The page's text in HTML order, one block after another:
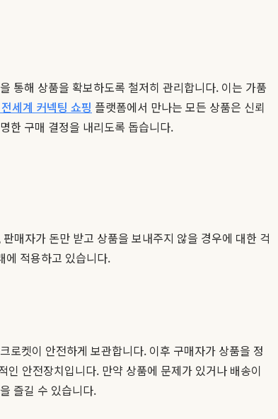
통해 상품을 확보하도록 철저히 관리합니다. 이는 가품
세계 커넥팅 쇼핑 플랫폼에서 만나는 모든 상품은 신뢰
한 구매 결정을 내리도록 돕습니다.
매자가 돈만 받고 상품을 보내주지 않을 경우에 대한 걱
에 적용하고 있습니다.
로켓이 안전하게 보관합니다. 이후 구매자가 상품을 정
안전장치입니다. 만약 상품에 문제가 있거나 배송이
즐길 수 있습니다.